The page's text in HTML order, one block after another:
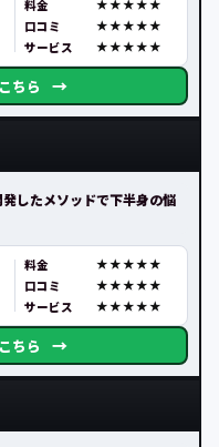
料金
口コミ
サービス
ちら →
したメソッドで下半身の悩
料金
口コミ
サービス
ちら →